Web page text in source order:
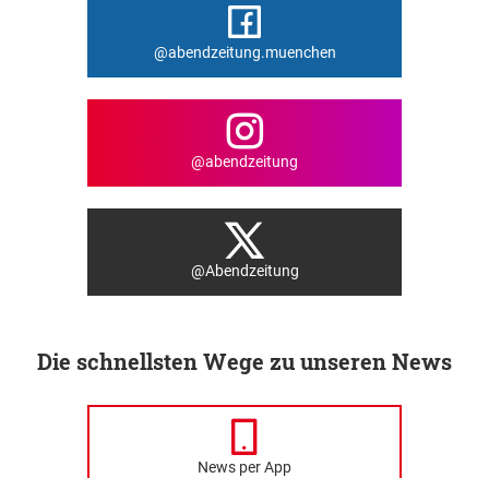
@abendzeitung.muenchen
@abendzeitung
@Abendzeitung
Die schnellsten Wege zu unseren News
News per App